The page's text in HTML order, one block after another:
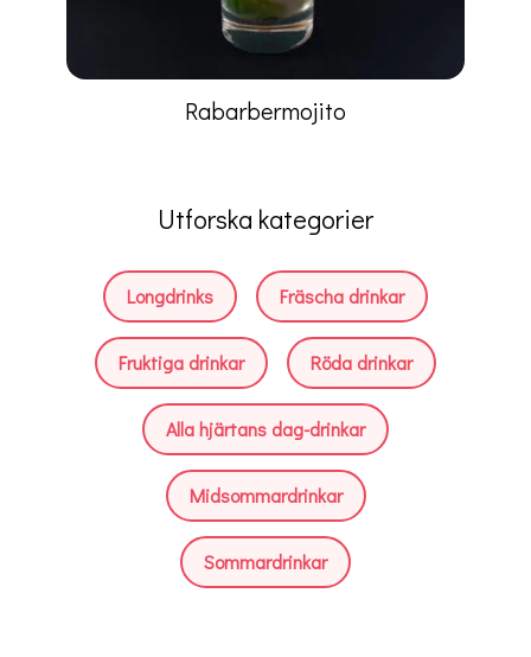
Rabarbermojito
Utforska kategorier
Longdrinks Fräscha drinkar
Fruktiga drinkar Röda drinkar
Alla hjärtans dag-drinkar
Midsommardrinkar
Sommardrinkar